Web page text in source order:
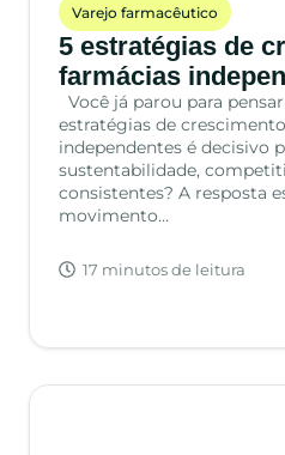
Varejo farmacêutico
5 estratégias de
farmácias
Você já parou para
estratégias de
independentes é decisivo
sustentabilidade,
consistentes? A resposta
movimento…
17 minutos de leitura